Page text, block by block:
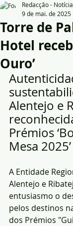
Torre de
Hotel
Ouro’
Redacção -
9 de mai. de 2025
Alentejo e
Prémios
Mesa 2025’
A Entidade
Alentejo e
entusiasmo o
pelos destinos
dos Prémios